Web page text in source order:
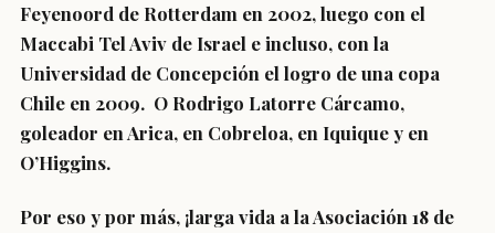
Feyenoord de Rotterdam en 2002, luego con el
Maccabi Tel Aviv de Israel e incluso, con la
Universidad de Concepción el logro de una copa
Chile en 2009. O Rodrigo Latorre Cárcamo,
goleador en Arica, en Cobreloa, en Iquique y en
O’Higgins.
Por eso y por más, ¡larga vida a la Asociación 18 de